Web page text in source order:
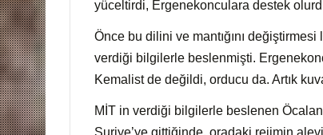
yüceltirdi, Ergenekonculara destek
Önce bu dilini ve mantığını
verdiği bilgilerle beslenmişti.
Kemalist de değildi, orducu da. Artık
MİT in verdiği bilgilerle beslenen
Suriye’ye gittiğinde, oradaki rejimin